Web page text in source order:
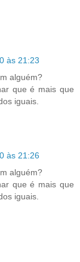
às 21:23
alguém?
que é mais que
iguais.
às 21:26
alguém?
que é mais que
iguais.